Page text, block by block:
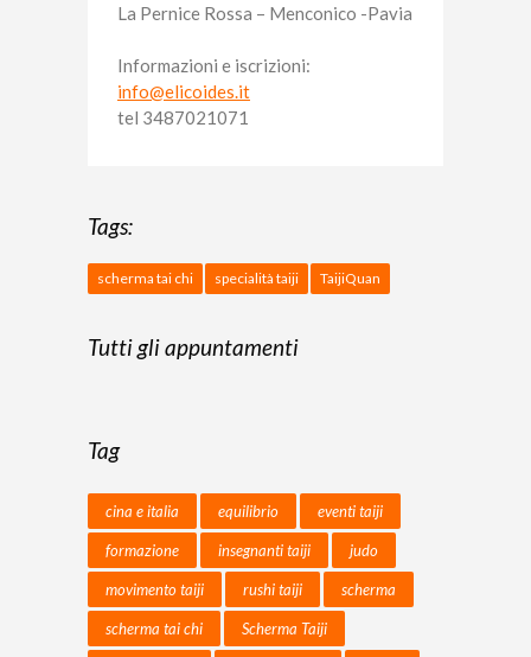
La Pernice Rossa – Menconico -Pavia
Informazioni e iscrizioni:
info@elicoides.it
tel 3487021071
Tags:
scherma tai chi specialità taiji TaijiQuan
Tutti gli appuntamenti
Tag
cina e italia equilibrio eventi taiji
formazione insegnanti taiji judo
movimento taiji rushi taiji scherma
scherma tai chi Scherma Taiji